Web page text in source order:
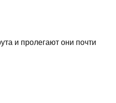
и пролегают они почти